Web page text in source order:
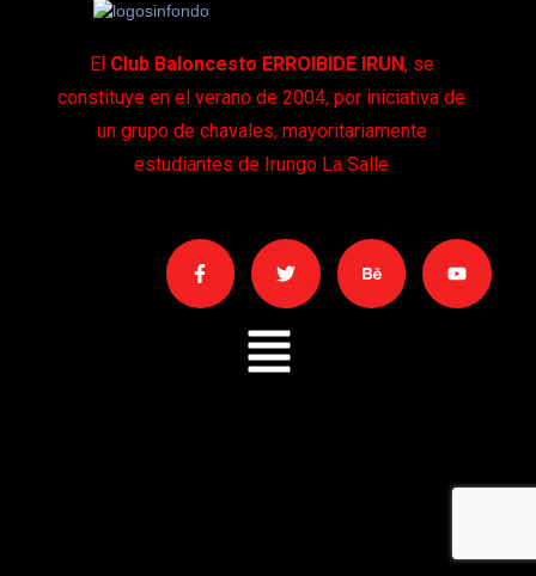
El Club Baloncesto ERROIBIDE IRUN, se
constituye en el verano de 2004, por iniciativa de
un grupo de chavales, mayoritariamente
estudiantes de Irungo La Salle